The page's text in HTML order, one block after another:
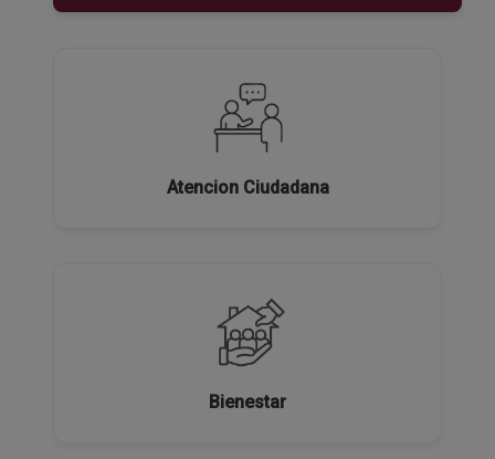
Atencion Ciudadana
Bienestar